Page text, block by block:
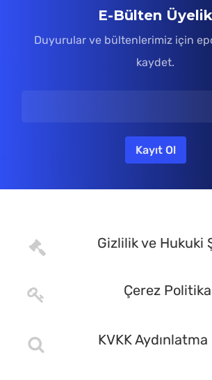
E-Bülten Üyelik
Duyurular ve bültenlerimiz için
kaydet.
Gizlilik ve Hukuki
Çerez
KVKK